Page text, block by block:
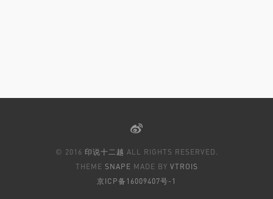
© 2016 印说十二越 ALL RIGHTS RESERVED.
THEME SNAPE MADE BY VTROIS
京ICP备16009407号-1